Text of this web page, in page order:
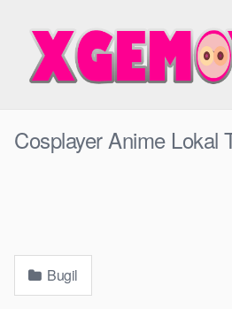
content
Cosplayer Anime Lokal
Bugil